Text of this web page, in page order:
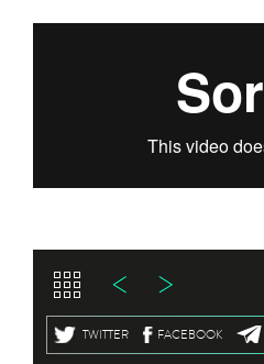
TWITTER FACEBOOK